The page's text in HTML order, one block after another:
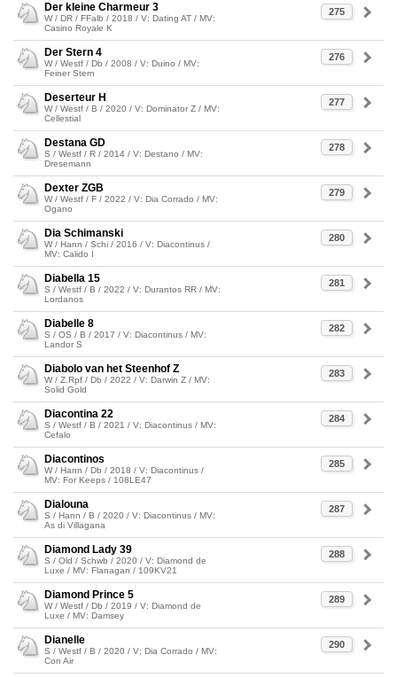
275
Der kleine Charmeur 3
W / DR / FFalb / 2018 / V: Dating AT / MV:
Casino Royale K
276
Der Stern 4
W / Westf / Db / 2008 / V: Duino / MV:
Feiner Stern
277
Deserteur H
W / Westf / B / 2020 / V: Dominator Z / MV:
Cellestial
278
Destana GD
S / Westf / R / 2014 / V: Destano / MV:
Dresemann
279
Dexter ZGB
W / Westf / F / 2022 / V: Dia Corrado / MV:
Ogano
280
Dia Schimanski
W / Hann / Schi / 2016 / V: Diacontinus /
MV: Calido I
281
Diabella 15
S / Westf / B / 2022 / V: Durantos RR / MV:
Lordanos
282
Diabelle 8
S / OS / B / 2017 / V: Diacontinus / MV:
Landor S
283
Diabolo van het Steenhof Z
W / Z.Rpf / Db / 2022 / V: Darwin Z / MV:
Solid Gold
284
Diacontina 22
S / Westf / B / 2021 / V: Diacontinus / MV:
Cefalo
285
Diacontinos
W / Hann / Db / 2018 / V: Diacontinus /
MV: For Keeps / 108LE47
287
Dialouna
S / Hann / B / 2020 / V: Diacontinus / MV:
As di Villagana
288
Diamond Lady 39
S / Old / Schwb / 2020 / V: Diamond de
Luxe / MV: Flanagan / 109KV21
289
Diamond Prince 5
W / Westf / Db / 2019 / V: Diamond de
Luxe / MV: Damsey
290
Dianelle
S / Westf / B / 2020 / V: Dia Corrado / MV:
Con Air